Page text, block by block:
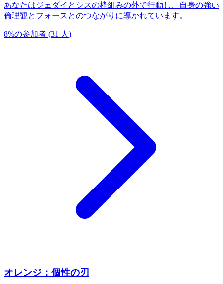
あなたはジェダイとシスの枠組みの外で行動し、自身の強い
倫理観とフォースとのつながりに導かれています。
8%の参加者 (31 人 )
オレンジ：個性の刃